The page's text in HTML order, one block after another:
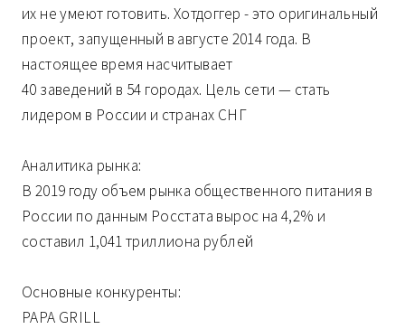
их не умеют готовить. Хотдоггер - это оригинальный
проект, запущенный в августе 2014 года. В
настоящее время насчитывает
40 заведений в 54 городах. Цель сети — стать
лидером в России и странах СНГ
Аналитика рынка:
В 2019 году объем рынка общественного питания в
России по данным Росстата вырос на 4,2% и
составил 1,041 триллиона рублей
Основные конкуренты:
PAPA GRILL